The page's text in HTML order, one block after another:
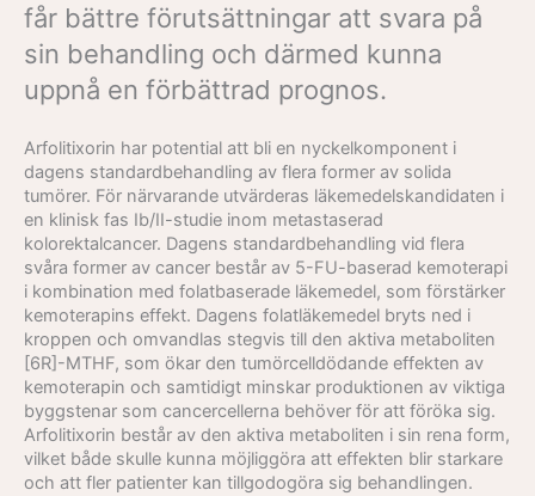
får bättre förutsättningar att svara på
sin behandling och därmed kunna
uppnå en förbättrad prognos.
Arfolitixorin har potential att bli en nyckelkomponent i
dagens standardbehandling av flera former av solida
tumörer. För närvarande utvärderas läkemedelskandidaten i
en klinisk fas Ib/II-studie inom metastaserad
kolorektalcancer. Dagens standardbehandling vid flera
svåra former av cancer består av 5-FU-baserad kemoterapi
i kombination med folatbaserade läkemedel, som förstärker
kemoterapins effekt. Dagens folatläkemedel bryts ned i
kroppen och omvandlas stegvis till den aktiva metaboliten
[6R]-MTHF, som ökar den tumörcelldödande effekten av
kemoterapin och samtidigt minskar produktionen av viktiga
byggstenar som cancercellerna behöver för att föröka sig.
Arfolitixorin består av den aktiva metaboliten i sin rena form,
vilket både skulle kunna möjliggöra att effekten blir starkare
och att fler patienter kan tillgodogöra sig behandlingen.